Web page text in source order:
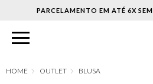
PARCELAMENTO EM ATÉ 6X
OUTLET BLUSA